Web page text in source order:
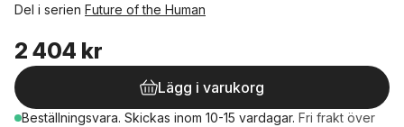
Del i serien Future of the Human
2 404 kr
Lägg i varukorg
Beställningsvara. Skickas inom 10-15 vardagar. Fri frakt över